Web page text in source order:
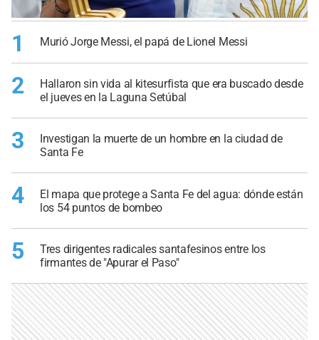
1 Murió Jorge Messi, el papá de Lionel Messi
2
Hallaron sin vida al kitesurfista que era buscado desde
el jueves en la Laguna Setúbal
3
Investigan la muerte de un hombre en la ciudad de
Santa Fe
4
El mapa que protege a Santa Fe del agua: dónde están
los 54 puntos de bombeo
5
Tres dirigentes radicales santafesinos entre los
firmantes de "Apurar el Paso"